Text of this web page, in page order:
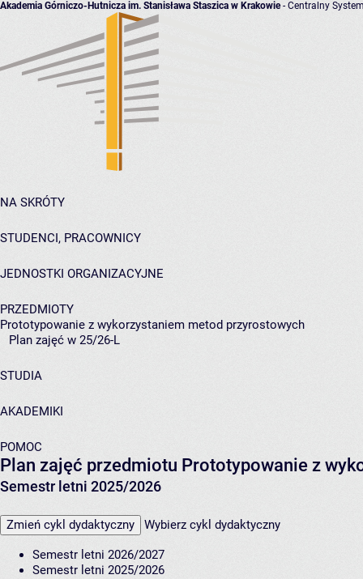
Akademia Górniczo-Hutnicza im. Stanisława Staszica w Krakowie- Centralny
NA SKRÓTY
STUDENCI, PRACOWNICY
JEDNOSTKI ORGANIZACYJNE
PRZEDMIOTY
Prototypowanie z wykorzystaniem metod przyrostowych
Plan zajęć w 25/26-L
STUDIA
AKADEMIKI
POMOC
Plan zajęć przedmiotu Prototypowanie z
Semestr letni 2025/2026
Zmień cykl dydaktyczny Wybierz cykl dydaktyczny
Semestr letni 2026/2027
Semestr letni 2025/2026